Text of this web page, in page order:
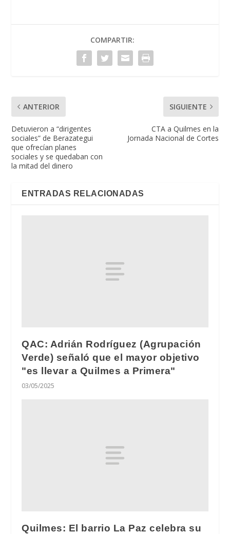
COMPARTIR:
ANTERIOR
Detuvieron a “dirigentes
sociales” de Berazategui
que ofrecían planes
sociales y se quedaban con
la mitad del dinero
SIGUIENTE
CTA a Quilmes en la
Jornada Nacional de Cortes
ENTRADAS RELACIONADAS
QAC: Adrián Rodríguez (Agrupación
Verde) señaló que el mayor objetivo
"es llevar a Quilmes a Primera"
03/05/2025
Quilmes: El barrio La Paz celebra su